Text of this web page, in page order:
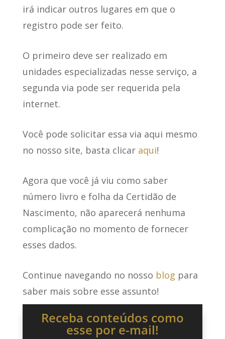
irá indicar outros lugares em que o
registro pode ser feito.
O primeiro deve ser realizado em
unidades especializadas nesse serviço, a
segunda via pode ser requerida pela
internet.
Você pode solicitar essa via aqui mesmo
no nosso site, basta clicar aqui!
Agora que você já viu como saber
número livro e folha da Certidão de
Nascimento, não aparecerá nenhuma
complicação no momento de fornecer
esses dados.
Continue navegando no nosso blog para
saber mais sobre esse assunto!
Receba conteúdos como
esse por e-mail!